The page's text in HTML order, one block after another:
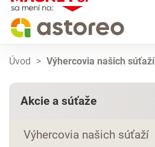
Úvod > Výhercovia našich súťaží
Akcie a súťaže
Výhercovia našich súťaží